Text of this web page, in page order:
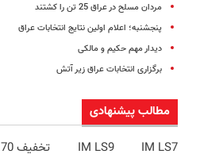
مردان مسلح در عراق 25 تن را کشتند
پنجشنبه؛ اعلام اولین نتایج انتخابات عراق
دیدار مهم حکیم و مالکی
برگزاری انتخابات عراق زیر آتش
مطالب پیشنهادی
IM LS7
IM LS9 تخفیف 70